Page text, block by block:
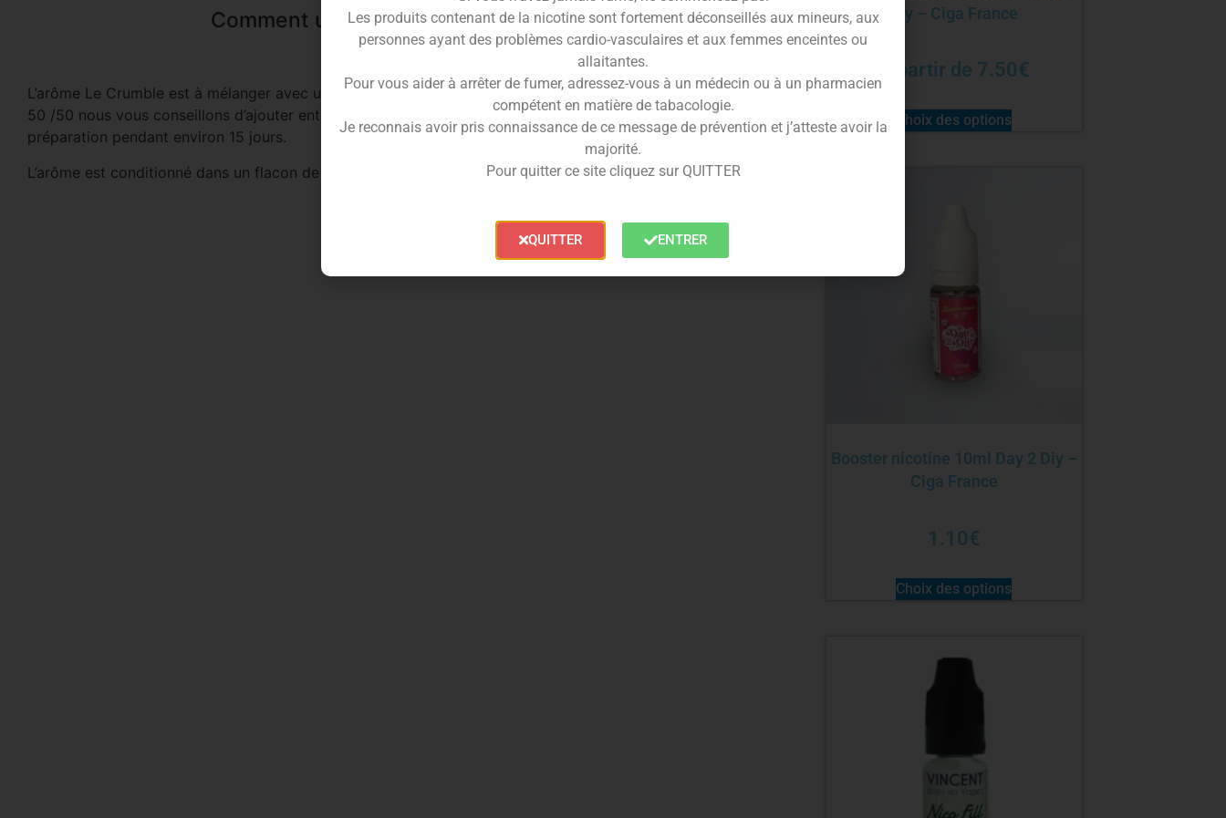
Comment utiliser l’arôme Le Crumble ?
L’arôme Le Crumble est à mélanger avec une base PG / VG. Il ne faut pas le vaper tel quel. Pour un dosage à
50 /50 nous vous conseillons d’ajouter entre 15 et 20 % d’arôme maximum puis de laisser reposer la
préparation pendant environ 15 jours.
L’arôme est conditionné dans un flacon de 30 ml avec sécurité enfant.
Diy – Ciga France
À partir de 7.50€
Choix des options
Booster nicotine 10ml Day 2 Diy –
Ciga France
1.10€
Choix des options
Les produits contenant de la nicotine sont fortement déconseillés aux mineurs, aux
personnes ayant des problèmes cardio-vasculaires et aux femmes enceintes ou
allaitantes.
Pour vous aider à arrêter de fumer, adressez-vous à un médecin ou à un pharmacien
compétent en matière de tabacologie.
Je reconnais avoir pris connaissance de ce message de prévention et j’atteste avoir la
majorité.
Pour quitter ce site cliquez sur QUITTER
QUITTER ENTRER